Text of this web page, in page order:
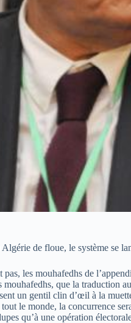
de floue, le système se
les mouhafedhs de
que la traduction
un gentil clin d’œil à la
le monde, la concurrence
qu’à une opération